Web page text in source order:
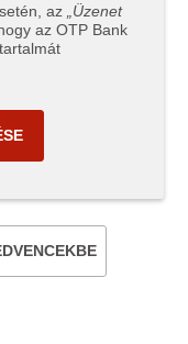
az
„Üzenet
az OTP Bank
tartalmát